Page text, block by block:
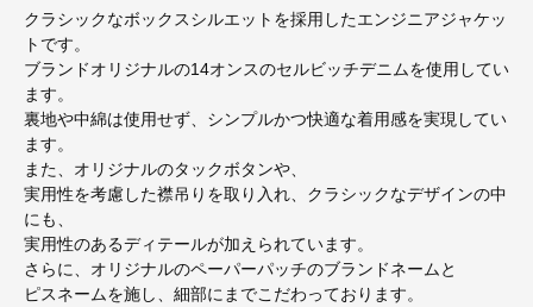
クラシックなボックスシルエットを採用したエンジニアジャケッ
トです。
ブランドオリジナルの14オンスのセルビッチデニムを使用してい
ます。
裏地や中綿は使用せず、シンプルかつ快適な着用感を実現してい
ます。
また、オリジナルのタックボタンや、
実用性を考慮した襟吊りを取り入れ、クラシックなデザインの中
にも、
実用性のあるディテールが加えられています。
さらに、オリジナルのペーパーパッチのブランドネームと
ピスネームを施し、細部にまでこだわっております。